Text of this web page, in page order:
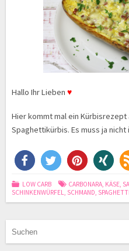
Hallo Ihr Lieben ♥
Hier kommt mal ein
Spaghettikürbis. Es muss ja
LOW CARB CARBONARA, KÄSE,
SCHINKENWÜRFEL, SCHMAND,